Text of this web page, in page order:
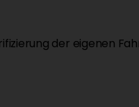
der eigenen